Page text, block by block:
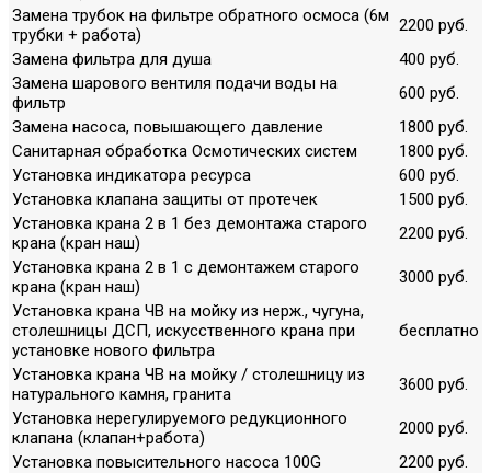
Замена трубок на фильтре обратного осмоса (6м
трубки + работа)
2200 руб.
Замена фильтра для душа
400 руб.
Замена шарового вентиля подачи воды на
фильтр
600 руб.
Замена насоса, повышающего давление
1800 руб.
Санитарная обработка Осмотических систем
1800 руб.
Установка индикатора ресурса
600 руб.
Установка клапана защиты от протечек
1500 руб.
Установка крана 2 в 1 без демонтажа старого
крана (кран наш)
2200 руб.
Установка крана 2 в 1 с демонтажем старого
крана (кран наш)
3000 руб.
Установка крана ЧВ на мойку из нерж., чугуна,
столешницы ДСП, искусственного крана при
установке нового фильтра
бесплатно
Установка крана ЧВ на мойку / столешницу из
натурального камня, гранита
3600 руб.
Установка нерегулируемого редукционного
клапана (клапан+работа)
2000 руб.
Установка повысительного насоса 100G
2200 руб.